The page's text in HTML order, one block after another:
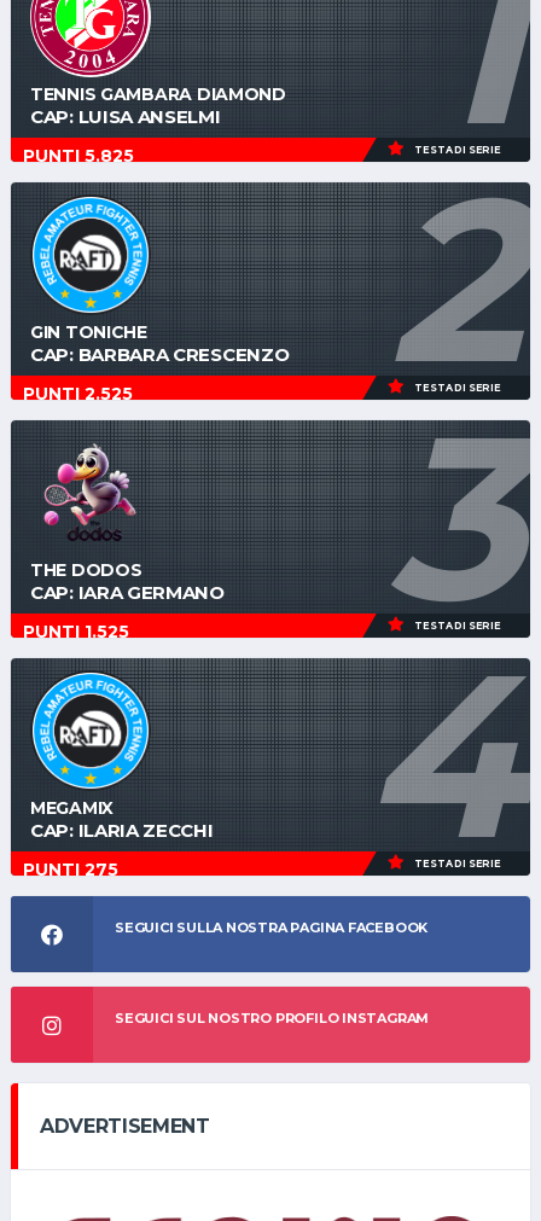
TENNIS GAMBARA DIAMOND
CAP: LUISA ANSELMI
PUNTI 5.825 TESTA DI SERIE
2
GIN TONICHE
CAP: BARBARA CRESCENZO
PUNTI 2.525 TESTA DI SERIE
3
THE DODOS
CAP: IARA GERMANO
PUNTI 1.525 TESTA DI SERIE
4
MEGAMIX
CAP: ILARIA ZECCHI
PUNTI 275 TESTA DI SERIE
SEGUICI SULLA NOSTRA PAGINA FACEBOOK
SEGUICI SUL NOSTRO PROFILO INSTAGRAM
ADVERTISEMENT